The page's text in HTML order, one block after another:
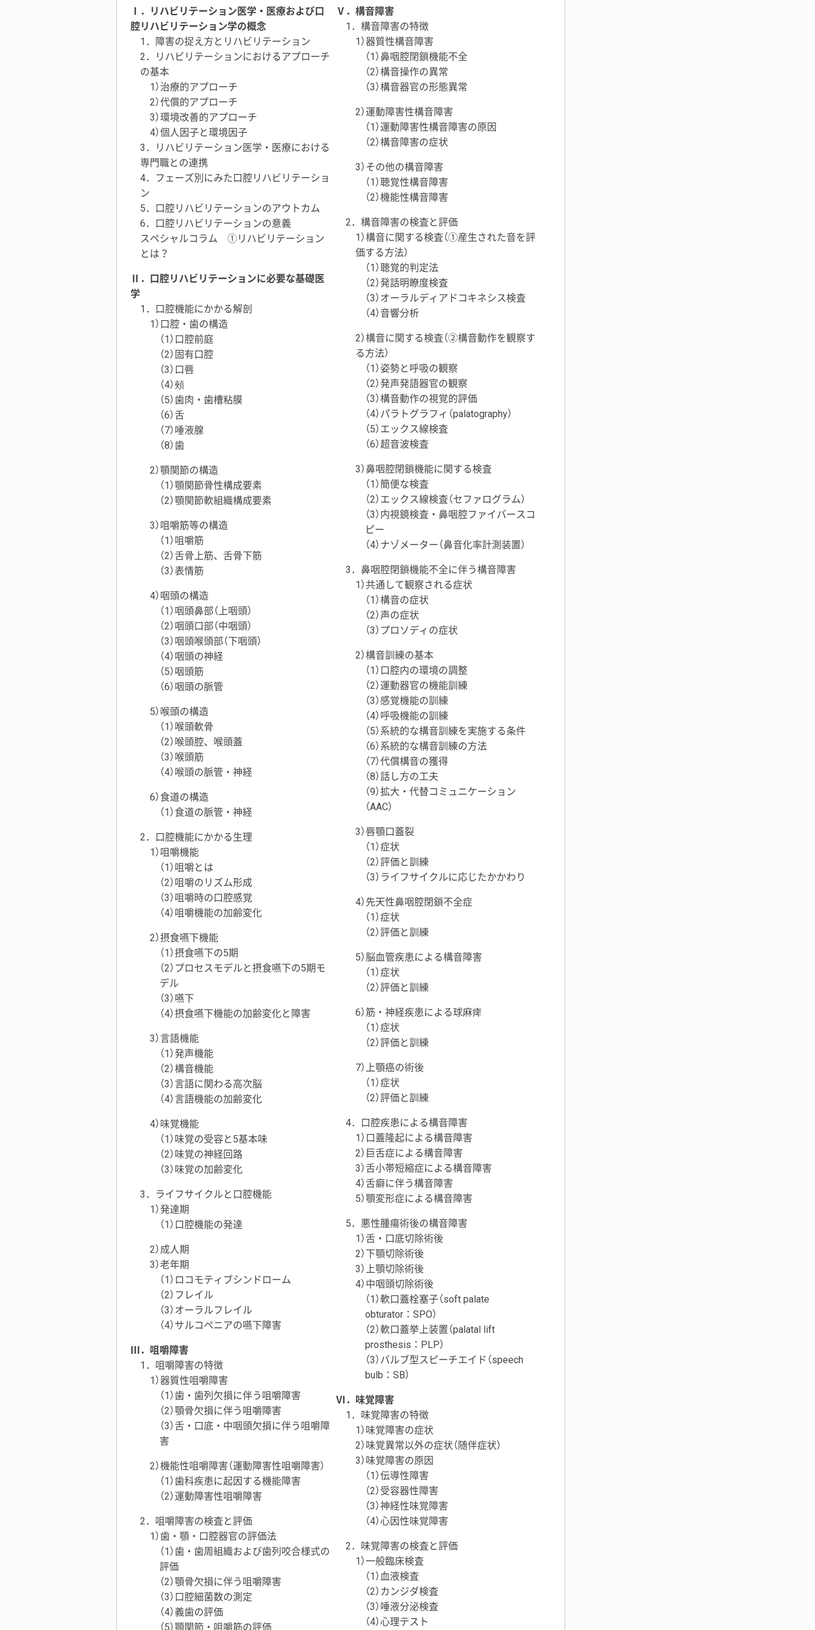
Ⅰ．リハビリテーション医学・医療および口
腔リハビリテーション学の概念
1．障害の捉え方とリハビリテーション
2．リハビリテーションにおけるアプローチ
の基本
1）治療的アプローチ
2）代償的アプローチ
3）環境改善的アプローチ
4）個人因子と環境因子
3．リハビリテーション医学・医療における
専門職との連携
4．フェーズ別にみた口腔リハビリテーショ
ン
5．口腔リハビリテーションのアウトカム
6．口腔リハビリテーションの意義
スペシャルコラム ①リハビリテーション
とは？
Ⅱ．口腔リハビリテーションに必要な基礎医
学
1．口腔機能にかかる解剖
1）口腔・歯の構造
（1）口腔前庭
（2）固有口腔
（3）口唇
（4）頰
（5）歯肉・歯槽粘膜
（6）舌
（7）唾液腺
（8）歯
2）顎関節の構造
（1）顎関節骨性構成要素
（2）顎関節軟組織構成要素
3）咀嚼筋等の構造
（1）咀嚼筋
（2）舌骨上筋、舌骨下筋
（3）表情筋
4）咽頭の構造
（1）咽頭鼻部（上咽頭）
（2）咽頭口部（中咽頭）
（3）咽頭喉頭部（下咽頭）
（4）咽頭の神経
（5）咽頭筋
（6）咽頭の脈管
5）喉頭の構造
（1）喉頭軟骨
（2）喉頭腔、喉頭蓋
（3）喉頭筋
（4）喉頭の脈管・神経
6）食道の構造
（1）食道の脈管・神経
2．口腔機能にかかる生理
1）咀嚼機能
（1）咀嚼とは
（2）咀嚼のリズム形成
（3）咀嚼時の口腔感覚
（4）咀嚼機能の加齢変化
2）摂食嚥下機能
（1）摂食嚥下の5期
（2）プロセスモデルと摂食嚥下の5期モ
デル
（3）嚥下
（4）摂食嚥下機能の加齢変化と障害
3）言語機能
（1）発声機能
（2）構音機能
（3）言語に関わる高次脳
（4）言語機能の加齢変化
4）味覚機能
（1）味覚の受容と5基本味
（2）味覚の神経回路
（3）味覚の加齢変化
3．ライフサイクルと口腔機能
1）発達期
（1）口腔機能の発達
2）成人期
3）老年期
（1）ロコモティブシンドローム
（2）フレイル
（3）オーラルフレイル
（4）サルコペニアの嚥下障害
Ⅲ．咀嚼障害
1．咀嚼障害の特徴
1）器質性咀嚼障害
（1）歯・歯列欠損に伴う咀嚼障害
（2）顎骨欠損に伴う咀嚼障害
（3）舌・口底・中咽頭欠損に伴う咀嚼障
害
2）機能性咀嚼障害（運動障害性咀嚼障害）
（1）歯科疾患に起因する機能障害
（2）運動障害性咀嚼障害
2．咀嚼障害の検査と評価
1）歯・顎・口腔器官の評価法
（1）歯・歯周組織および歯列咬合様式の
評価
（2）顎骨欠損に伴う咀嚼障害
（3）口腔細菌数の測定
（4）義歯の評価
（5）顎関節・咀嚼筋の評価
Ⅴ．構音障害
1．構音障害の特徴
1）器質性構音障害
（1）鼻咽腔閉鎖機能不全
（2）構音操作の異常
（3）構音器官の形態異常
2）運動障害性構音障害
（1）運動障害性構音障害の原因
（2）構音障害の症状
3）その他の構音障害
（1）聴覚性構音障害
（2）機能性構音障害
2．構音障害の検査と評価
1）構音に関する検査（①産生された音を評
価する方法）
（1）聴覚的判定法
（2）発話明瞭度検査
（3）オーラルディアドコキネシス検査
（4）音響分析
2）構音に関する検査（②構音動作を観察す
る方法）
（1）姿勢と呼吸の観察
（2）発声発語器官の観察
（3）構音動作の視覚的評価
（4）パラトグラフィ（palatography）
（5）エックス線検査
（6）超音波検査
3）鼻咽腔閉鎖機能に関する検査
（1）簡便な検査
（2）エックス線検査（セファログラム）
（3）内視鏡検査・鼻咽腔ファイバースコ
ピー
（4）ナゾメーター（鼻音化率計測装置）
3．鼻咽腔閉鎖機能不全に伴う構音障害
1）共通して観察される症状
（1）構音の症状
（2）声の症状
（3）プロソディの症状
2）構音訓練の基本
（1）口腔内の環境の調整
（2）運動器官の機能訓練
（3）感覚機能の訓練
（4）呼吸機能の訓練
（5）系統的な構音訓練を実施する条件
（6）系統的な構音訓練の方法
（7）代償構音の獲得
（8）話し方の工夫
（9）拡大・代替コミュニケーション
（AAC）
3）唇顎口蓋裂
（1）症状
（2）評価と訓練
（3）ライフサイクルに応じたかかわり
4）先天性鼻咽腔閉鎖不全症
（1）症状
（2）評価と訓練
5）脳血管疾患による構音障害
（1）症状
（2）評価と訓練
6）筋・神経疾患による球麻痺
（1）症状
（2）評価と訓練
7）上顎癌の術後
（1）症状
（2）評価と訓練
4．口腔疾患による構音障害
1）口蓋隆起による構音障害
2）巨舌症による構音障害
3）舌小帯短縮症による構音障害
4）舌癖に伴う構音障害
5）顎変形症による構音障害
5．悪性腫瘍術後の構音障害
1）舌・口底切除術後
2）下顎切除術後
3）上顎切除術後
4）中咽頭切除術後
（1）軟口蓋栓塞子（soft palate
obturator：SPO）
（2）軟口蓋挙上装置（palatal lift
prosthesis：PLP）
（3）バルブ型スピーチエイド（speech
bulb：SB）
Ⅵ．味覚障害
1．味覚障害の特徴
1）味覚障害の症状
2）味覚異常以外の症状（随伴症状）
3）味覚障害の原因
（1）伝導性障害
（2）受容器性障害
（3）神経性味覚障害
（4）心因性味覚障害
2．味覚障害の検査と評価
1）一般臨床検査
（1）血液検査
（2）カンジダ検査
（3）唾液分泌検査
（4）心理テスト